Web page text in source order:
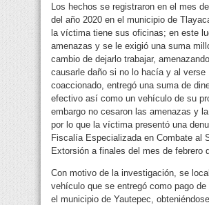
Los hechos se registraron en el mes
del año 2020 en el municipio de
la víctima tiene sus oficinas; en este
amenazas y se le exigió una suma
cambio de dejarlo trabajar,
causarle daño si no lo hacía y al verse
coaccionado, entregó una suma de
efectivo así como un vehículo de su
embargo no cesaron las amenazas y la
por lo que la víctima presentó una
Fiscalía Especializada en Combate al
Extorsión a finales del mes de febrero
Con motivo de la investigación, se
vehículo que se entregó como pago
el municipio de Yautepec,